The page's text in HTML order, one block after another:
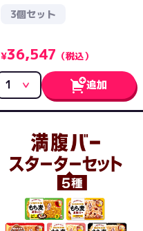
3個セット
¥36,547 （税込）
追加